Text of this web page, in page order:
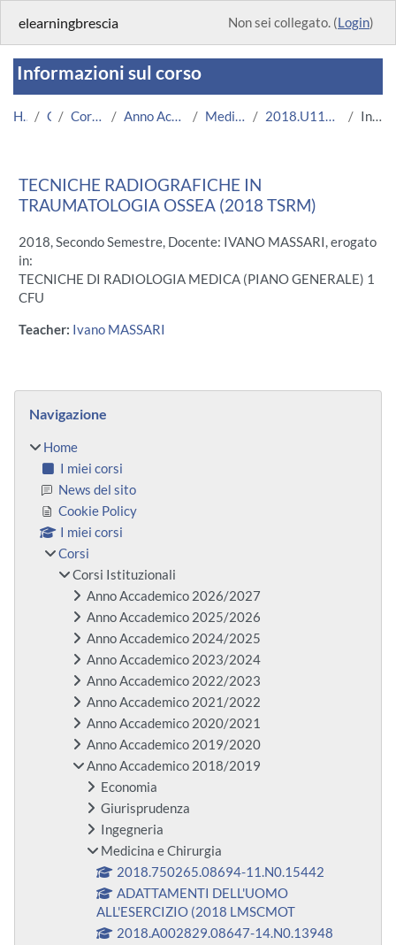
elearningbrescia Non sei collegato. (Login)
Informazioni sul corso
Home Corsi Corsi Istituzionali Anno Accademico 2018/2019 Medicina e Chirurgia 2018.U11677.08717-11.N0.15139 Introduzione
TECNICHE RADIOGRAFICHE IN
TRAUMATOLOGIA OSSEA (2018 TSRM)
2018, Secondo Semestre, Docente: IVANO MASSARI, erogato
in:
TECNICHE DI RADIOLOGIA MEDICA (PIANO GENERALE) 1
CFU
Teacher: Ivano MASSARI
Blocchi
Navigazione
Home
I miei corsi
News del sito
Cookie Policy
I miei corsi
Corsi
Corsi Istituzionali
Anno Accademico 2026/2027
Anno Accademico 2025/2026
Anno Accademico 2024/2025
Anno Accademico 2023/2024
Anno Accademico 2022/2023
Anno Accademico 2021/2022
Anno Accademico 2020/2021
Anno Accademico 2019/2020
Anno Accademico 2018/2019
Economia
Giurisprudenza
Ingegneria
Medicina e Chirurgia
2018.750265.08694-11.N0.15442
ADATTAMENTI DELL'UOMO
ALL'ESERCIZIO (2018 LMSCMOT
2018.A002829.08647-14.N0.13948